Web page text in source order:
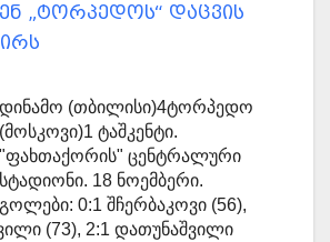
„ტორპედოს“ დაცვის
დინამო (თბილისი)4ტორპედო
(მოსკოვი)1 ტაშკენტი.
"ფახთაქორის" ცენტრალური
სტადიონი. 18 ნოემბერი.
გოლები: 0:1 შჩერბაკოვი (56),
(73), 2:1 დათუნაშვილი